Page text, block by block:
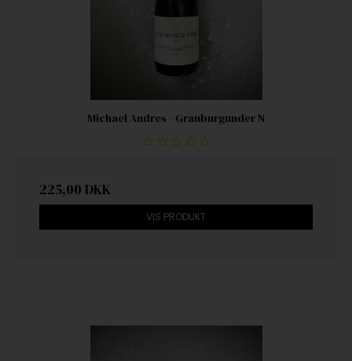
Michael Andres - Grauburgunder N
225,00 DKK
VIS PRODUKT